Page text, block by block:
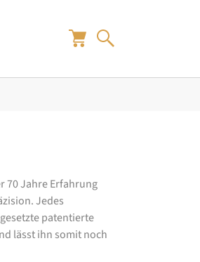
70 Jahre Erfahrung
Jedes
patentierte
lässt ihn somit noch